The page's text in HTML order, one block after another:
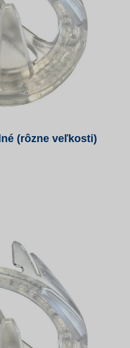
(rôzne veľkosti)